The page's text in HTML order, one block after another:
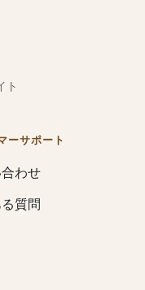
ト
ーサポート
わせ
質問